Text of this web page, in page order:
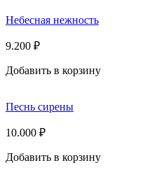
Небесная нежность
9.200 ₽
Добавить в корзину
Песнь сирены
10.000 ₽
Добавить в корзину